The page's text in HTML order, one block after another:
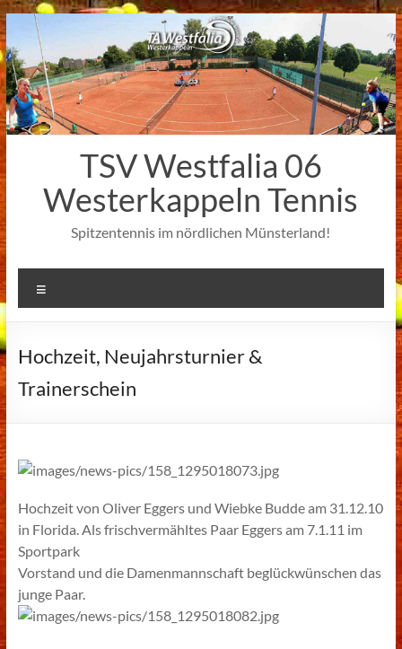
Zum
Inhalt
springen
TSV Westfalia 06
Westerkappeln Tennis
Spitzentennis im nördlichen Münsterland!
Hochzeit, Neujahrsturnier &
Trainerschein
Hochzeit von Oliver Eggers und Wiebke Budde am 31.12.10
in Florida. Als frischvermähltes Paar Eggers am 7.1.11 im
Sportpark
Vorstand und die Damenmannschaft beglückwünschen das
junge Paar.